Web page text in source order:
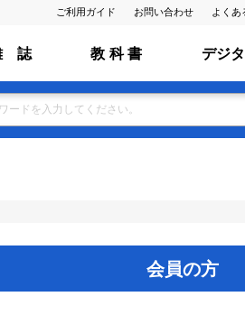
ご利用ガイド お問い合わせ よくあ
誌 教 科 書 デジ
会員の方